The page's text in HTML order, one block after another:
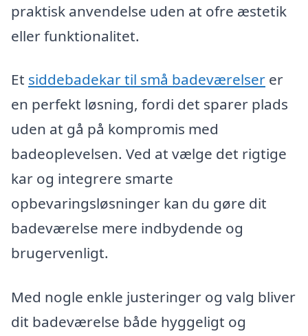
praktisk anvendelse uden at ofre æstetik
eller funktionalitet.
Et siddebadekar til små badeværelser er
en perfekt løsning, fordi det sparer plads
uden at gå på kompromis med
badeoplevelsen. Ved at vælge det rigtige
kar og integrere smarte
opbevaringsløsninger kan du gøre dit
badeværelse mere indbydende og
brugervenligt.
Med nogle enkle justeringer og valg bliver
dit badeværelse både hyggeligt og